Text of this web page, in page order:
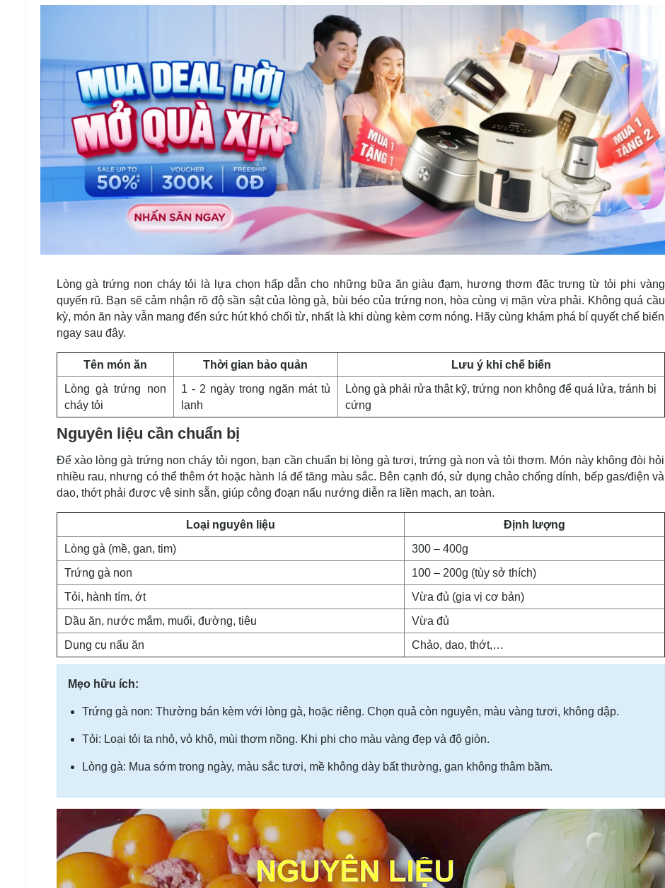
Lòng gà trứng non cháy tỏi là lựa chọn hấp dẫn cho những bữa ăn giàu đạm, hương thơm đặc trưng từ tỏi phi vàng
quyến rũ. Bạn sẽ cảm nhận rõ độ sần sật của lòng gà, bùi béo của trứng non, hòa cùng vị mặn vừa phải. Không quá cầu
kỳ, món ăn này vẫn mang đến sức hút khó chối từ, nhất là khi dùng kèm cơm nóng. Hãy cùng khám phá bí quyết chế biến
ngay sau đây.
Tên món ăn Thời gian bảo quản
Lưu ý khi chế biến
Lòng gà trứng non
cháy tỏi
1 - 2 ngày trong ngăn mát tủ
lạnh
Lòng gà phải rửa thật kỹ, trứng non không để quá lửa, tránh bị
cứng
Nguyên liệu cần chuẩn bị
Để xào lòng gà trứng non cháy tỏi ngon, bạn cần chuẩn bị lòng gà tươi, trứng gà non và tỏi thơm. Món này không đòi hỏi
nhiều rau, nhưng có thể thêm ớt hoặc hành lá để tăng màu sắc. Bên cạnh đó, sử dụng chảo chống dính, bếp gas/điện và
dao, thớt phải được vệ sinh sẵn, giúp công đoạn nấu nướng diễn ra liền mạch, an toàn.
Loại nguyên liệu
Định lượng
Lòng gà (mề, gan, tim)
300 – 400g
Trứng gà non
100 – 200g (tùy sở thích)
Tỏi, hành tím, ớt
Vừa đủ (gia vị cơ bản)
Dầu ăn, nước mắm, muối, đường, tiêu
Vừa đủ
Dụng cụ nấu ăn
Chảo, dao, thớt,…
Mẹo hữu ích:
Trứng gà non: Thường bán kèm với lòng gà, hoặc riêng. Chọn quả còn nguyên, màu vàng tươi, không dập.
Tỏi: Loại tỏi ta nhỏ, vỏ khô, mùi thơm nồng. Khi phi cho màu vàng đẹp và độ giòn.
Lòng gà: Mua sớm trong ngày, màu sắc tươi, mề không dày bất thường, gan không thâm bầm.